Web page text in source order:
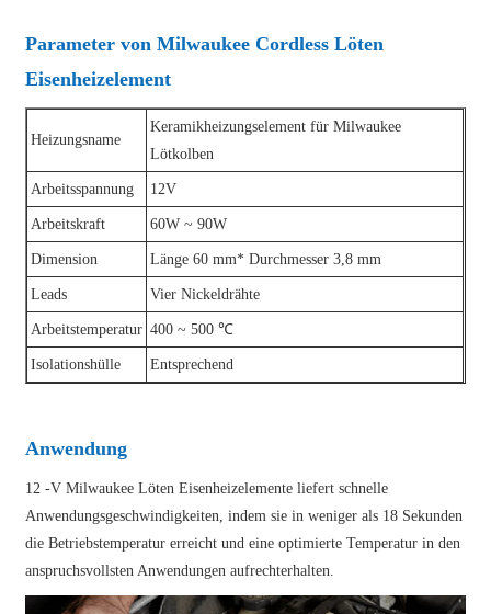
Parameter von Milwaukee Cordless Löten
Eisenheizelement
Heizungsname
Keramikheizungselement für Milwaukee
Lötkolben
Arbeitsspannung 12V
Arbeitskraft 60W ~ 90W
Dimension Länge 60 mm* Durchmesser 3,8 mm
Leads Vier Nickeldrähte
Arbeitstemperatur 400 ~ 500 ℃
Isolationshülle Entsprechend
Anwendung
12 -V Milwaukee Löten Eisenheizelemente liefert schnelle
Anwendungsgeschwindigkeiten, indem sie in weniger als 18 Sekunden
die Betriebstemperatur erreicht und eine optimierte Temperatur in den
anspruchsvollsten Anwendungen aufrechterhalten.